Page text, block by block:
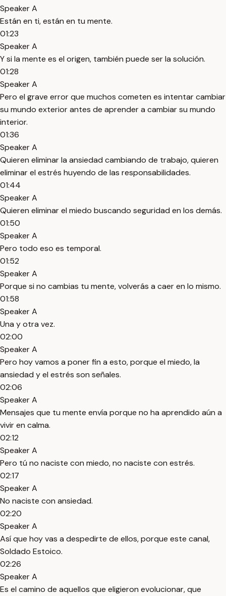
Speaker A
Están en ti, están en tu mente.
01:23
Speaker A
Y si la mente es el origen, también puede ser la solución.
01:28
Speaker A
Pero el grave error que muchos cometen es intentar cambiar
su mundo exterior antes de aprender a cambiar su mundo
interior.
01:36
Speaker A
Quieren eliminar la ansiedad cambiando de trabajo, quieren
eliminar el estrés huyendo de las responsabilidades.
01:44
Speaker A
Quieren eliminar el miedo buscando seguridad en los demás.
01:50
Speaker A
Pero todo eso es temporal.
01:52
Speaker A
Porque si no cambias tu mente, volverás a caer en lo mismo.
01:58
Speaker A
Una y otra vez.
02:00
Speaker A
Pero hoy vamos a poner fin a esto, porque el miedo, la
ansiedad y el estrés son señales.
02:06
Speaker A
Mensajes que tu mente envía porque no ha aprendido aún a
vivir en calma.
02:12
Speaker A
Pero tú no naciste con miedo, no naciste con estrés.
02:17
Speaker A
No naciste con ansiedad.
02:20
Speaker A
Así que hoy vas a despedirte de ellos, porque este canal,
Soldado Estoico.
02:26
Speaker A
Es el camino de aquellos que eligieron evolucionar, que